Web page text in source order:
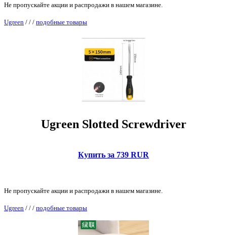
Не пропускайте акции и распродажи в нашем магазине.
Ugreen / / / подобные товары
Ugreen Slotted Screwdriver
Купить за 739 RUR
Не пропускайте акции и распродажи в нашем магазине.
Ugreen / / / подобные товары